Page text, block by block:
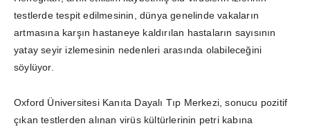
testlerde tespit edilmesinin, dünya genelinde vakaların
artmasına karşın hastaneye kaldırılan hastaların sayısının
yatay seyir izlemesinin nedenleri arasında olabileceğini
söylüyor.
Oxford Üniversitesi Kanıta Dayalı Tıp Merkezi, sonucu pozitif
çıkan testlerden alınan virüs kültürlerinin petri kabına